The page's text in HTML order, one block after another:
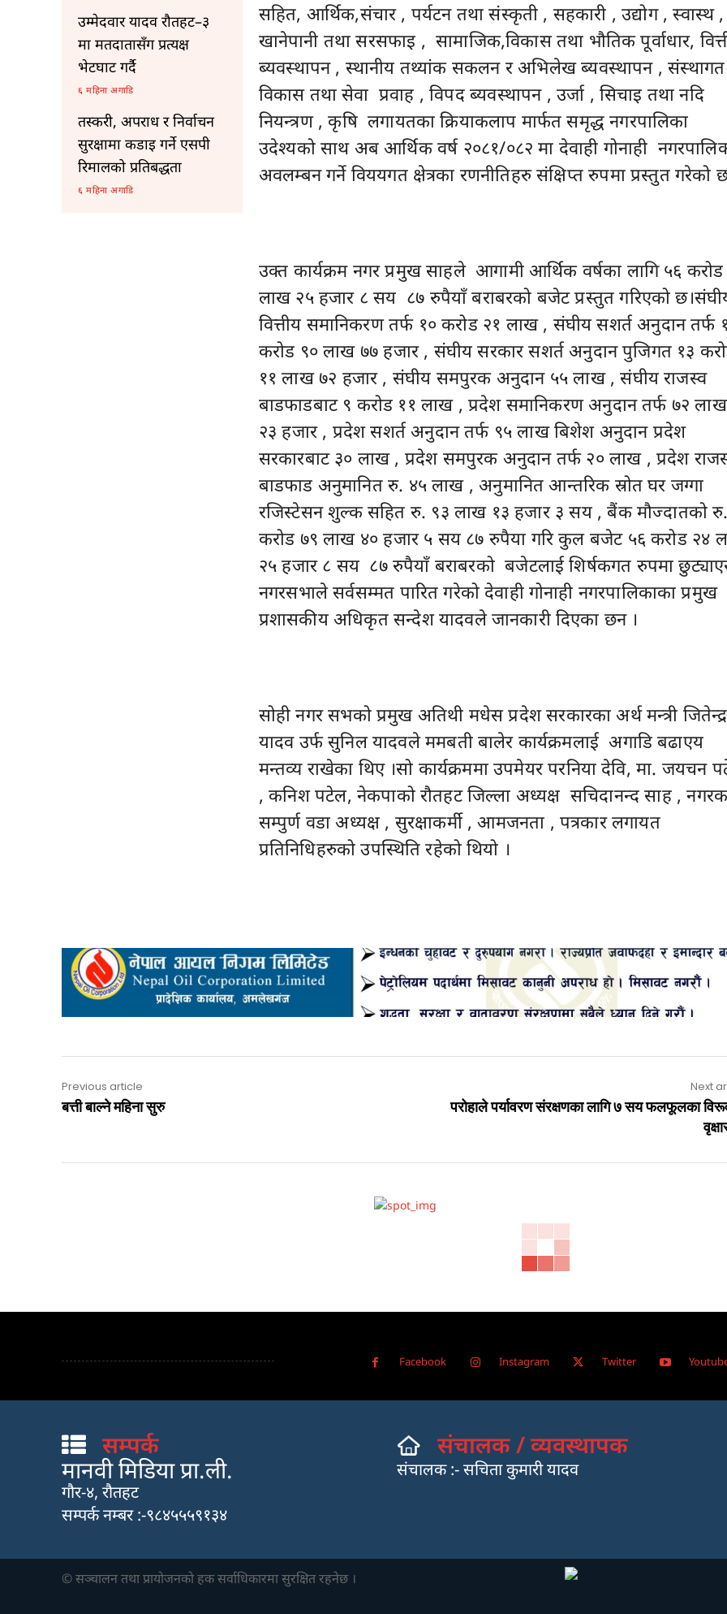
उम्मेदवार यादव रौतहट–३
मा मतदातासँग प्रत्यक्ष
भेटघाट गर्दै
६ महिना अगाडि
तस्करी, अपराध र निर्वाचन
सुरक्षामा कडाइ गर्ने एसपी
रिमालको प्रतिबद्धता
६ महिना अगाडि
सहित, आर्थिक,संचार , पर्यटन तथा संस्कृती , सहकारी , उद्योग , स्वास्थ ,
खानेपानी तथा सरसफाइ , सामाजिक,विकास तथा भौतिक पूर्वाधार,
ब्यवस्थापन , स्थानीय तथ्यांक सकलन र अभिलेख ब्यवस्थापन , संस्थागत
विकास तथा सेवा प्रवाह , विपद ब्यवस्थापन , उर्जा , सिचाइ तथा नदि
नियन्त्रण , कृषि लगायतका क्रियाकलाप मार्फत समृद्ध नगरपालिका
उदेश्यको साथ अब आर्थिक वर्ष २०८१/०८२ मा देवाही गोनाही
अवलम्बन गर्ने विययगत क्षेत्रका रणनीतिहरु संक्षिप्त रुपमा प्रस्तुत गरेको
उक्त कार्यक्रम नगर प्रमुख साहले आगामी आर्थिक वर्षका लागि ५६
लाख २५ हजार ८ सय ८७ रुपैयाँ बराबरको बजेट प्रस्तुत गरिएको
वित्तीय समानिकरण तर्फ १० करोड २१ लाख , संघीय सशर्त अनुदान तर्फ
करोड ९० लाख ७७ हजार , संघीय सरकार सशर्त अनुदान पुजिगत १३
११ लाख ७२ हजार , संघीय समपुरक अनुदान ५५ लाख , संघीय राजस्व
बाडफाडबाट ९ करोड ११ लाख , प्रदेश समानिकरण अनुदान तर्फ ७२ लाख
२३ हजार , प्रदेश सशर्त अनुदान तर्फ ९५ लाख बिशेश अनुदान प्रदेश
सरकारबाट ३० लाख , प्रदेश समपुरक अनुदान तर्फ २० लाख , प्रदेश
बाडफाड अनुमानित रु. ४५ लाख , अनुमानित आन्तरिक स्रोत घर जग्गा
रजिस्टेसन शुल्क सहित रु. ९३ लाख १३ हजार ३ सय , बैंक मौज्दातको
करोड ७९ लाख ४० हजार ५ सय ८७ रुपैया गरि कुल बजेट ५६ करोड २४
२५ हजार ८ सय ८७ रुपैयाँ बराबरको बजेटलाई शिर्षकगत रुपमा
नगरसभाले सर्वसम्मत पारित गरेको देवाही गोनाही नगरपालिकाका प्रमुख
प्रशासकीय अधिकृत सन्देश यादवले जानकारी दिएका छन ।
सोही नगर सभको प्रमुख अतिथी मधेस प्रदेश सरकारका अर्थ मन्त्री जितेन्द्र
यादव उर्फ सुनिल यादवले ममबती बालेर कार्यक्रमलाई अगाडि बढाएय
मन्तव्य राखेका थिए ।सो कार्यक्रममा उपमेयर परनिया देवि, मा. जयचन
, कनिश पटेल, नेकपाको रौतहट जिल्ला अध्यक्ष सचिदानन्द साह ,
सम्पुर्ण वडा अध्यक्ष , सुरक्षाकर्मी , आमजनता , पत्रकार लगायत
प्रतिनिधिहरुको उपस्थिति रहेको थियो ।
Previous article
बत्ती बाल्ने महिना सुरु
Next
परोहाले पर्यावरण संरक्षणका लागि ७ सय फलफूलका
Facebook Instagram Twitter
सम्पर्क
मानवी मिडिया प्रा.ली.
गौर-४, रौतहट
सम्पर्क नम्बर :-९८४५५५९१३४
संचालक / व्यवस्थापक
संचालक :- सचिता कुमारी यादव
© सञ्चालन तथा प्रायाेजनकाे हक सर्वाधिकारमा सुरक्षित रहनेछ ।